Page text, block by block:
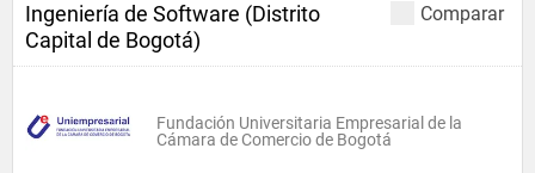
Comparar
Ingeniería de Software (Distrito
Capital de Bogotá)
Fundación Universitaria Empresarial de la
Cámara de Comercio de Bogotá